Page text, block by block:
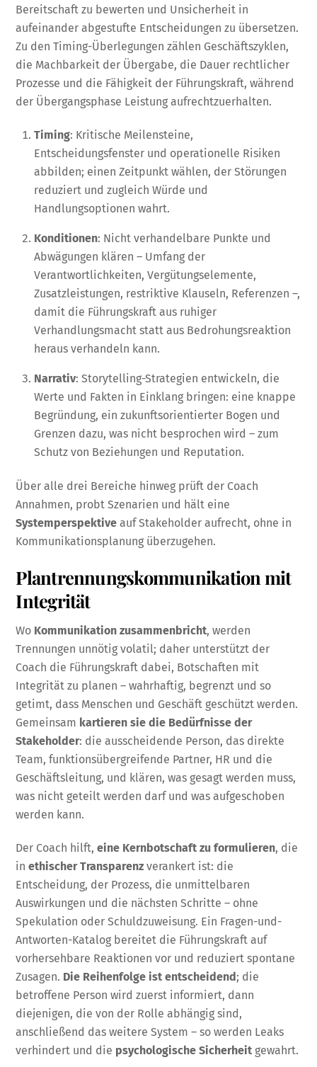
Bereitschaft zu bewerten und Unsicherheit in
aufeinander abgestufte Entscheidungen zu übersetzen.
Zu den Timing-Überlegungen zählen Geschäftszyklen,
die Machbarkeit der Übergabe, die Dauer rechtlicher
Prozesse und die Fähigkeit der Führungskraft, während
der Übergangsphase Leistung aufrechtzuerhalten.
Timing: Kritische Meilensteine,
Entscheidungsfenster und operationelle Risiken
abbilden; einen Zeitpunkt wählen, der Störungen
reduziert und zugleich Würde und
Handlungsoptionen wahrt.
Konditionen: Nicht verhandelbare Punkte und
Abwägungen klären – Umfang der
Verantwortlichkeiten, Vergütungselemente,
Zusatzleistungen, restriktive Klauseln, Referenzen –,
damit die Führungskraft aus ruhiger
Verhandlungsmacht statt aus Bedrohungsreaktion
heraus verhandeln kann.
Narrativ: Storytelling-Strategien entwickeln, die
Werte und Fakten in Einklang bringen: eine knappe
Begründung, ein zukunftsorientierter Bogen und
Grenzen dazu, was nicht besprochen wird – zum
Schutz von Beziehungen und Reputation.
Über alle drei Bereiche hinweg prüft der Coach
Annahmen, probt Szenarien und hält eine
Systemperspektive auf Stakeholder aufrecht, ohne in
Kommunikationsplanung überzugehen.
Plantrennungskommunikation mit
Integrität
Wo Kommunikation zusammenbricht, werden
Trennungen unnötig volatil; daher unterstützt der
Coach die Führungskraft dabei, Botschaften mit
Integrität zu planen – wahrhaftig, begrenzt und so
getimt, dass Menschen und Geschäft geschützt werden.
Gemeinsam kartieren sie die Bedürfnisse der
Stakeholder: die ausscheidende Person, das direkte
Team, funktionsübergreifende Partner, HR und die
Geschäftsleitung, und klären, was gesagt werden muss,
was nicht geteilt werden darf und was aufgeschoben
werden kann.
Der Coach hilft,eine Kernbotschaft zu formulieren, die
inethischer Transparenz verankert ist: die
Entscheidung, der Prozess, die unmittelbaren
Auswirkungen und die nächsten Schritte – ohne
Spekulation oder Schuldzuweisung. Ein Fragen-und-
Antworten-Katalog bereitet die Führungskraft auf
vorhersehbare Reaktionen vor und reduziert spontane
Zusagen. Die Reihenfolge ist entscheidend; die
betroffene Person wird zuerst informiert, dann
diejenigen, die von der Rolle abhängig sind,
anschließend das weitere System – so werden Leaks
verhindert und die psychologische Sicherheit gewahrt.